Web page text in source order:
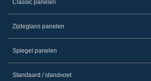
Classic panelen
Zijdeglans panelen
Spiegel panelen
Standaard / standvoet